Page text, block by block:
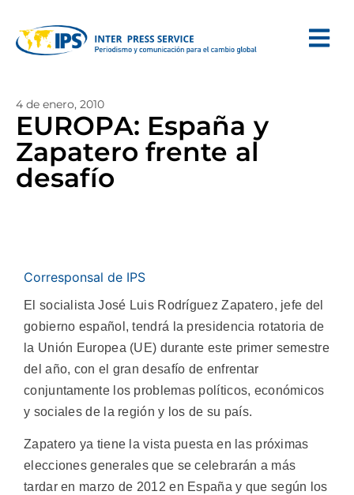
4 de enero, 2010
EUROPA: España y
Zapatero frente al
desafío
Corresponsal de IPS
El socialista José Luis Rodríguez Zapatero, jefe del
gobierno español, tendrá la presidencia rotatoria de
la Unión Europea (UE) durante este primer semestre
del año, con el gran desafío de enfrentar
conjuntamente los problemas políticos, económicos
y sociales de la región y los de su país.
Zapatero ya tiene la vista puesta en las próximas
elecciones generales que se celebrarán a más
tardar en marzo de 2012 en España y que según los